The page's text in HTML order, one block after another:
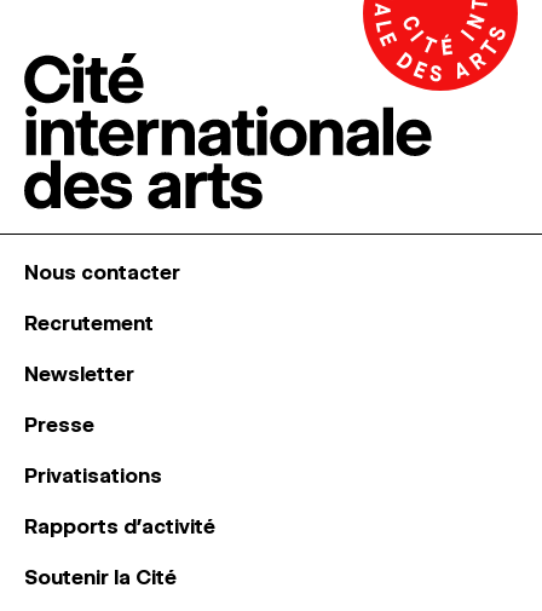
Nous contacter
Recrutement
Newsletter
Presse
Privatisations
Rapports d’activité
Soutenir la Cité